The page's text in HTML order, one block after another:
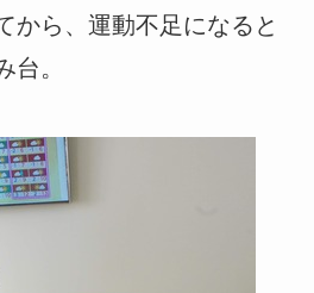
から、運動不足になると
台。